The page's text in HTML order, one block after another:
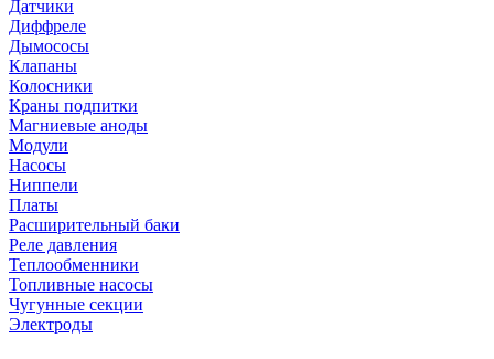
Датчики
Диффреле
Дымососы
Клапаны
Колосники
Краны подпитки
Магниевые аноды
Модули
Насосы
Ниппели
Платы
Расширительный баки
Реле давления
Теплообменники
Топливные насосы
Чугунные секции
Электроды